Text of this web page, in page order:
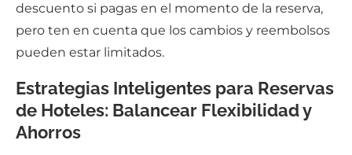
descuento si pagas en el momento de la reserva,
pero ten en cuenta que los cambios y reembolsos
pueden estar limitados.
Estrategias Inteligentes para Reservas
de Hoteles: Balancear Flexibilidad y
Ahorros